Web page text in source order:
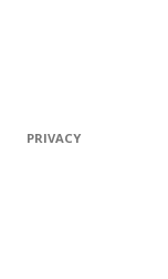
PRIVACY